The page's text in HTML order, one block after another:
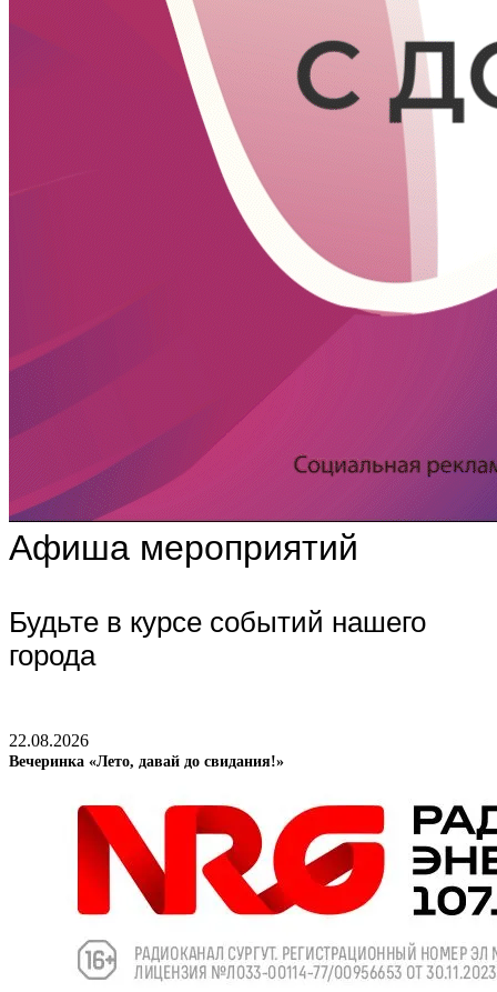
Афиша мероприятий
Будьте в курсе событий нашего
города
22.08.2026
Вечеринка «Лето, давай до свидания!»